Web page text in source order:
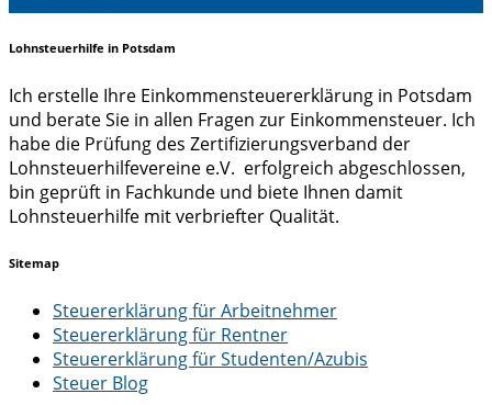
Lohnsteuerhilfe in Potsdam
Ich erstelle Ihre Einkommensteuererklärung in Potsdam
und berate Sie in allen Fragen zur Einkommensteuer. Ich
habe die Prüfung des Zertifizierungsverband der
Lohnsteuerhilfevereine e.V. erfolgreich abgeschlossen,
bin geprüft in Fachkunde und biete Ihnen damit
Lohnsteuerhilfe mit verbriefter Qualität.
Sitemap
Steuererklärung für Arbeitnehmer
Steuererklärung für Rentner
Steuererklärung für Studenten/Azubis
Steuer Blog